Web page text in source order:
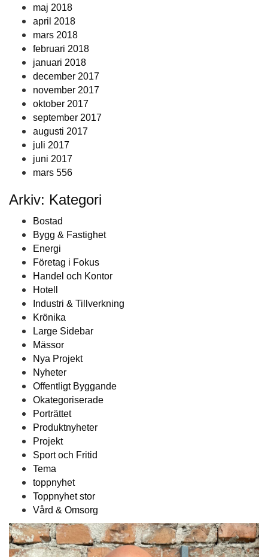
maj 2018
april 2018
mars 2018
februari 2018
januari 2018
december 2017
november 2017
oktober 2017
september 2017
augusti 2017
juli 2017
juni 2017
mars 556
Arkiv: Kategori
Bostad
Bygg & Fastighet
Energi
Företag i Fokus
Handel och Kontor
Hotell
Industri & Tillverkning
Krönika
Large Sidebar
Mässor
Nya Projekt
Nyheter
Offentligt Byggande
Okategoriserade
Porträttet
Produktnyheter
Projekt
Sport och Fritid
Tema
toppnyhet
Toppnyhet stor
Vård & Omsorg